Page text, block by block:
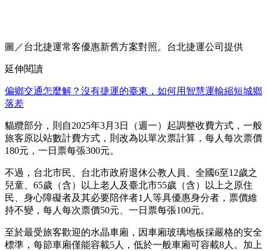
圖／台北捷運常客優惠新舊方案對照。台北捷運公司提供
延伸閱讀
偏鄉交通怎麼解？沒有捷運的臺東，如何用智慧運輸縮短城鄉
落差
貓纜部分，則自2025年3月3日（週一）起調整收費方式，一般
旅客原以站數計費方式，則改為以單次票計算，每人每次票價
180元，一日票每張300元。
不過，台北市民、台北市政府退休公教人員、全國6至12歲之
兒童、65歲（含）以上老人及臺北市55歲（含）以上之原住
民、身心障礙者及其必要陪伴者1人等具優惠身分者，票價維
持不變，每人每次票價50元、一日票每張100元。
至於最受旅客歡迎的水晶車廂，因車廂玻璃地板採嚴格的安全
標準，每節車廂僅能容載5人，低於一般車廂可容載8人。加上